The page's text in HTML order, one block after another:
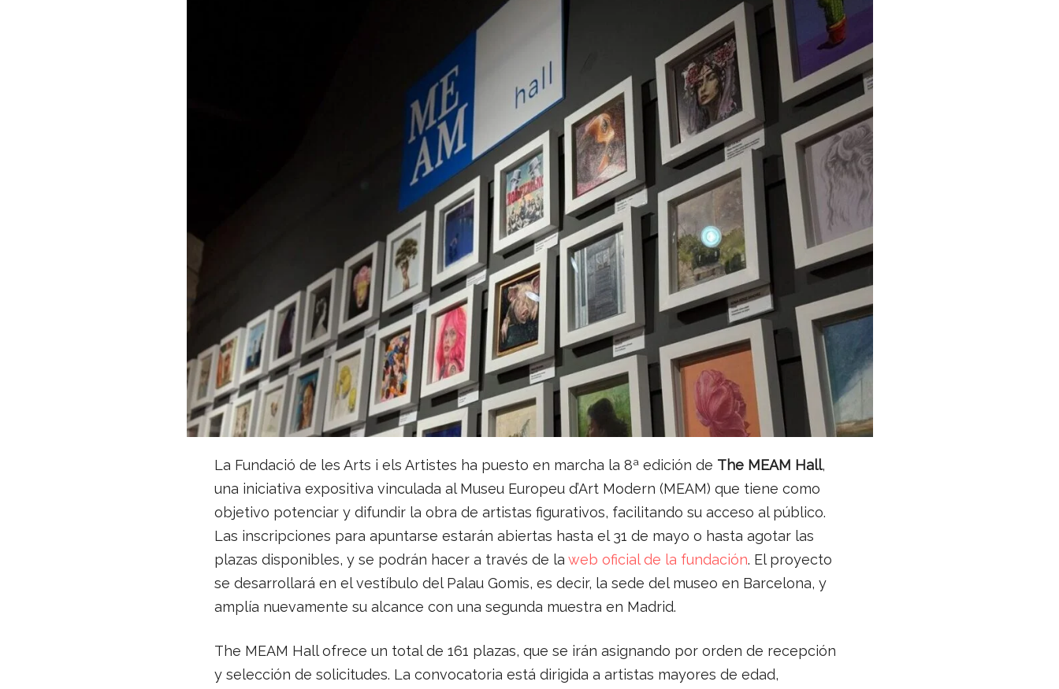
La Fundació de les Arts i els Artistes ha puesto en marcha la 8ª edición de The MEAM Hall,
una iniciativa expositiva vinculada al Museu Europeu d’Art Modern (MEAM) que tiene como
objetivo potenciar y difundir la obra de artistas figurativos, facilitando su acceso al público.
Las inscripciones para apuntarse estarán abiertas hasta el 31 de mayo o hasta agotar las
plazas disponibles, y se podrán hacer a través de la web oficial de la fundación. El proyecto
se desarrollará en el vestíbulo del Palau Gomis, es decir, la sede del museo en Barcelona, y
amplía nuevamente su alcance con una segunda muestra en Madrid.
The MEAM Hall ofrece un total de 161 plazas, que se irán asignando por orden de recepción
y selección de solicitudes. La convocatoria está dirigida a artistas mayores de edad,